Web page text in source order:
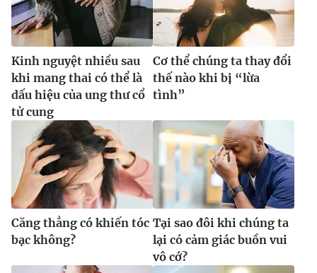
Kinh nguyệt nhiều sau
khi mang thai có thể là
dấu hiệu của ung thư cổ
tử cung
Cơ thể chúng ta thay đổi
thế nào khi bị “lừa
tình”
Căng thẳng có khiến tóc
bạc không?
Tại sao đôi khi chúng ta
lại có cảm giác buồn vui
vô cớ?